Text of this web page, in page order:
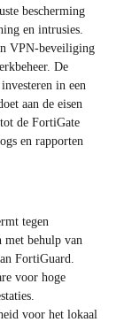
bescherming
en intrusies.
VPN-beveiliging
De
in een
aan de eisen
de FortiGate
en rapporten
tegen
met behulp van
FortiGuard.
voor hoge
voor het lokaal